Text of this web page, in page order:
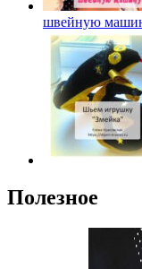
швейную
Полезное